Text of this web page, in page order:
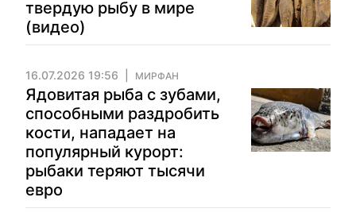
твердую рыбу в мире
(видео)
16.07.2026 19:56 МИРФАН
Ядовитая рыба с зубами,
способными раздробить
кости, нападает на
популярный курорт:
рыбаки теряют тысячи
евро